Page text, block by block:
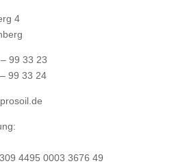
4
99 33 23
99 33 24
4495 0003 3676 49